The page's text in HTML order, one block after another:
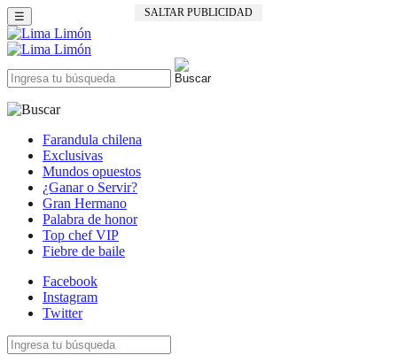
SALTAR PUBLICIDAD
☰
Farandula chilena
Exclusivas
Mundos opuestos
¿Ganar o Servir?
Gran Hermano
Palabra de honor
Top chef VIP
Fiebre de baile
Facebook
Instagram
Twitter